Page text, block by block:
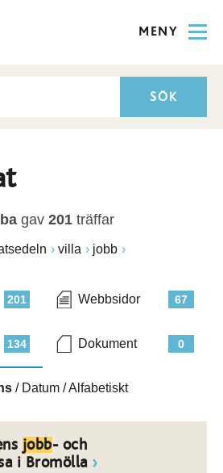
MENY
gav 201 träffar
villa jobb
201 67
Webbsidor
134 0
Dokument
/ Datum /Alfabetiskt
jobb- och
i Bromölla